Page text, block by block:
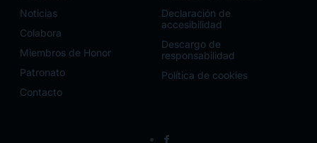
Noticias
Colabora
Miembros de Honor
Patronato
Contacto
Declaración de
accesibilidad
Descargo de
responsabilidad
Política de cookies